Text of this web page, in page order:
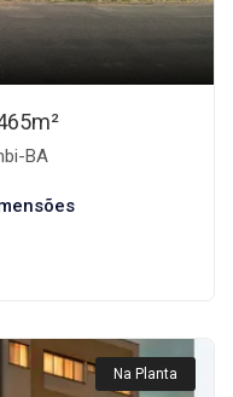
BA
Na Planta